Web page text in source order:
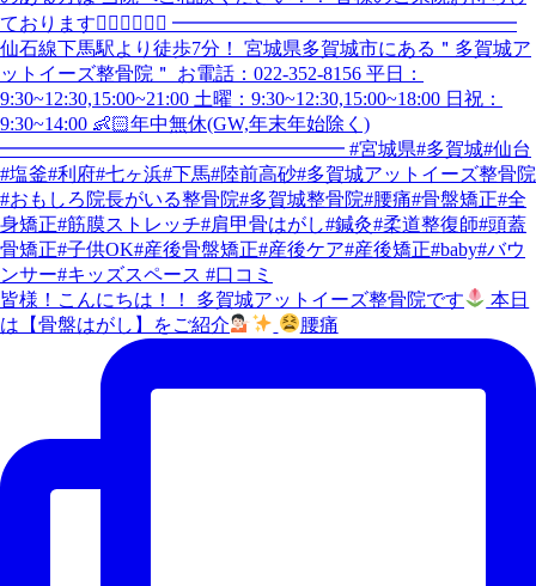
皆様！こんにちは！！ 多賀城アットイーズ整骨院です
本日
は【骨盤はがし】をご紹介
腰痛